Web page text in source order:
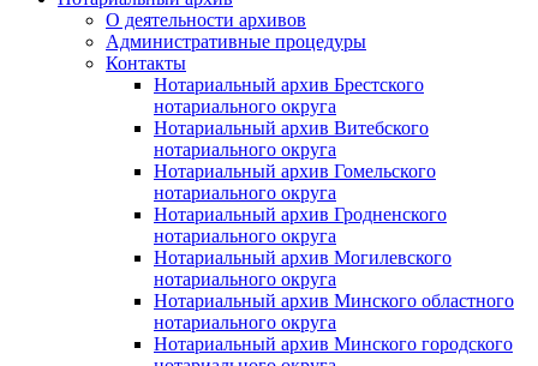
О деятельности архивов
Административные процедуры
Контакты
Нотариальный архив Брестского
нотариального округа
Нотариальный архив Витебского
нотариального округа
Нотариальный архив Гомельского
нотариального округа
Нотариальный архив Гродненского
нотариального округа
Нотариальный архив Могилевского
нотариального округа
Нотариальный архив Минского областного
нотариального округа
Нотариальный архив Минского городского